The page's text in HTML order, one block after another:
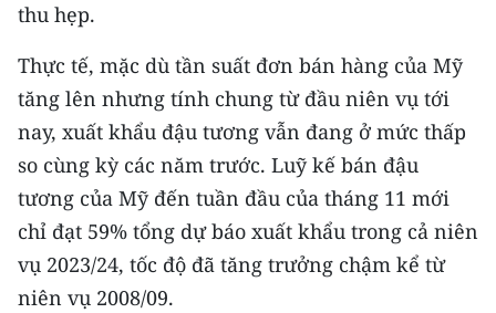
thu hẹp.
Thực tế, mặc dù tần suất đơn bán hàng của Mỹ
tăng lên nhưng tính chung từ đầu niên vụ tới
nay, xuất khẩu đậu tương vẫn đang ở mức thấp
so cùng kỳ các năm trước. Luỹ kế bán đậu
tương của Mỹ đến tuần đầu của tháng 11 mới
chỉ đạt 59% tổng dự báo xuất khẩu trong cả niên
vụ 2023/24, tốc độ đã tăng trưởng chậm kể từ
niên vụ 2008/09.